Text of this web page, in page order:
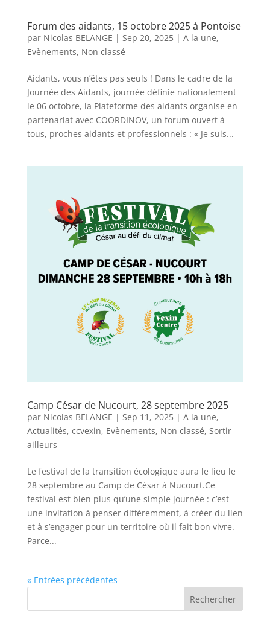
Forum des aidants, 15 octobre 2025 à Pontoise
par Nicolas BELANGE | Sep 20, 2025| A la une,
Evènements, Non classé
Aidants, vous n’êtes pas seuls ! Dans le cadre de la
Journée des Aidants, journée définie nationalement
le 06 octobre, la Plateforme des aidants organise en
partenariat avec COORDINOV, un forum ouvert à
tous, proches aidants et professionnels : « Je suis...
Camp César de Nucourt, 28 septembre 2025
par Nicolas BELANGE | Sep 11, 2025| A la une,
Actualités, ccvexin, Evènements, Non classé, Sortir
ailleurs
Le festival de la transition écologique aura le lieu le
28 septembre au Camp de César à Nucourt.Ce
festival est bien plus qu’une simple journée : c’est
une invitation à penser différemment, à créer du lien
et à s’engager pour un territoire où il fait bon vivre.
Parce...
« Entrées précédentes